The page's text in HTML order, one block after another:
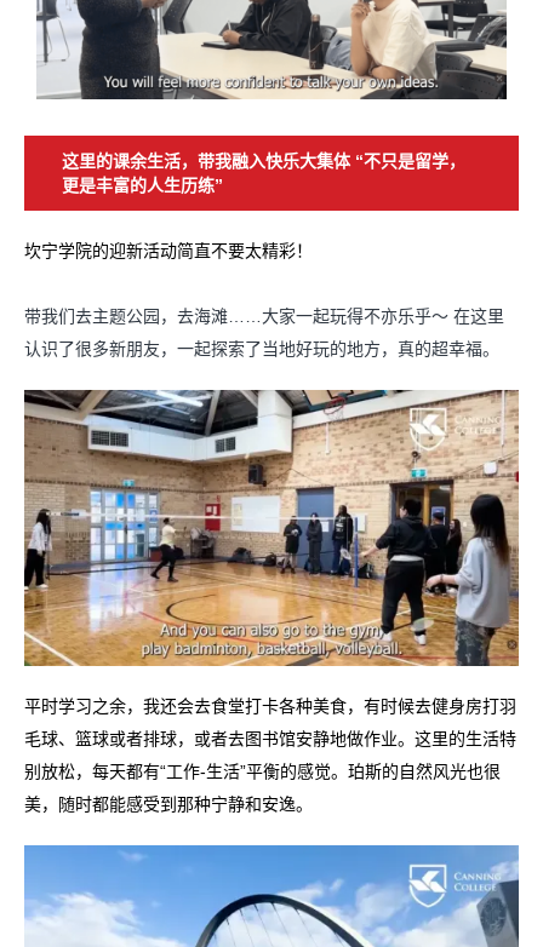
这里的课余生活，带我融入快乐大集体 “不只是留学，
更是丰富的人生历练”
坎宁学院的迎新活动简直不要太精彩！
带我们去主题公园，去海滩……大家一起玩得不亦乐乎～ 在这里
认识了很多新朋友，一起探索了当地好玩的地方，真的超幸福。
平时学习之余，我还会去食堂打卡各种美食，有时候去健身房打羽
毛球、篮球或者排球，或者去图书馆安静地做作业。这里的生活特
别放松，每天都有“工作-生活”平衡的感觉。珀斯的自然风光也很
美，随时都能感受到那种宁静和安逸。